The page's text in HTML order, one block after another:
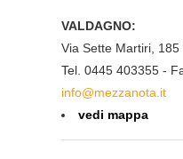
VALDAGNO:
Via Sette Martiri,
Tel. 0445 403355 -
info@mezzanota.it
vedi mappa